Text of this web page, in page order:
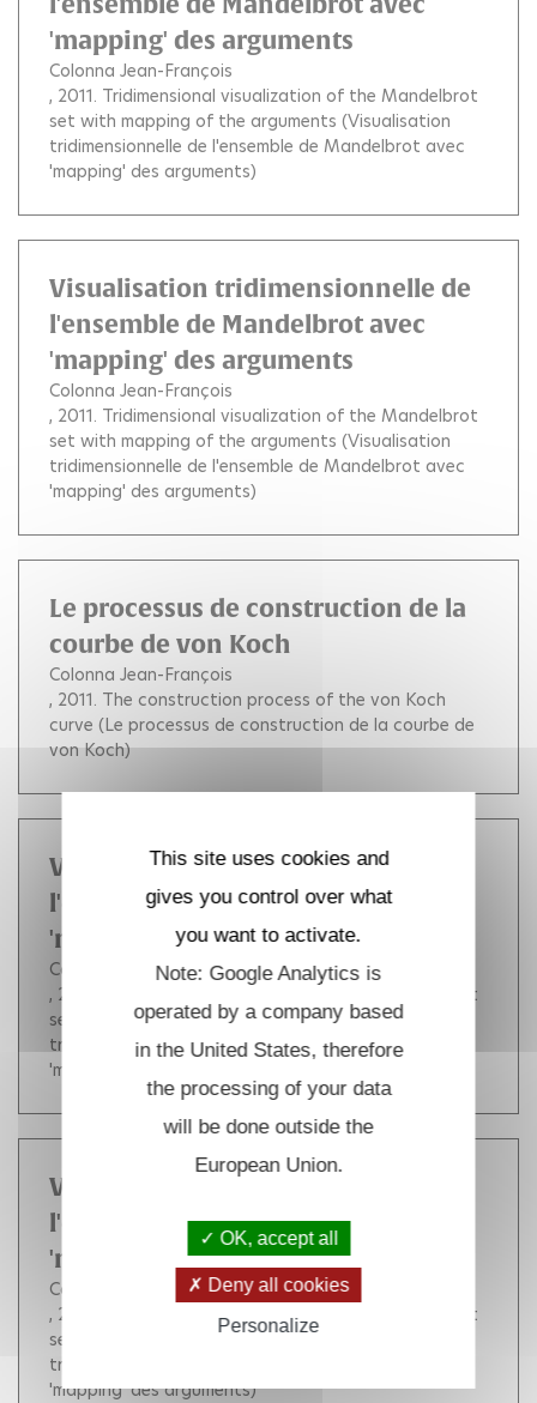
'mapping' des arguments
Colonna Jean-François
, 2011. Tridimensional visualization of the Mandelbrot
set with mapping of the arguments (Visualisation
tridimensionnelle de l'ensemble de Mandelbrot avec
'mapping' des arguments)
Visualisation tridimensionnelle de
l'ensemble de Mandelbrot avec
'mapping' des arguments
Colonna Jean-François
, 2011. Tridimensional visualization of the Mandelbrot
set with mapping of the arguments (Visualisation
tridimensionnelle de l'ensemble de Mandelbrot avec
'mapping' des arguments)
Le processus de construction de la
courbe de von Koch
Colonna Jean-François
, 2011. The construction process of the von Koch
curve (Le processus de construction de la courbe de
von Koch)
Visualisation tridimensionnelle de
l'ensemble de Mandelbrot avec
'mapping' des arguments
Colonna Jean-François
, 2011.
Tridimensional visualization of the Mandelbrot
set with mapping of the arguments (Visualisation
tridimensionnelle de l'ensemble de Mandelbrot avec
'mapping' des arguments)
Visualisation tridimensionnelle de
l'ensemble de Mandelbrot avec
'mapping' des arguments
Colonna Jean-François
, 2011.
Tridimensional visualization of the Mandelbrot
set with mapping of the arguments (Visualisation
tridimensionnelle de l'ensemble de Mandelbrot avec
'mapping' des arguments)
This site uses cookies and
gives you control over what
you want to activate.
Note: Google Analytics is
operated by a company based
in the United States, therefore
the processing of your data
will be done outside the
European Union.
OK, accept all
Deny all cookies
Personalize